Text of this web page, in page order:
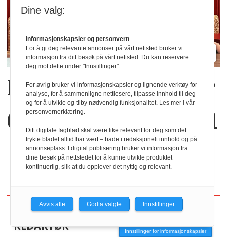
Kaffekoppen binder
dem sammen
REDAKTØR Innstillinger for informasjonskapsler
Dine valg:
Informasjonskapsler og personvern
For å gi deg relevante annonser på vårt nettsted bruker vi
informasjon fra ditt besøk på vårt nettsted. Du kan reservere
deg mot dette under "Innstillinger".
For øvrig bruker vi informasjonskapsler og lignende verktøy for
analyse, for å sammenligne nettlesere, tilpasse innhold til deg
og for å utvikle og tilby nødvendig funksjonalitet. Les mer i vår
personvernerklæring.
Ditt digitale fagblad skal være like relevant for deg som det
trykte bladet alltid har vært – bade i redaksjonelt innhold og på
annonseplass. I digital publisering bruker vi informasjon fra
dine besøk på nettstedet for å kunne utvikle produktet
kontinuerlig, slik at du opplever det nyttig og relevant.
Avvis alle Godta valgte Innstillinger